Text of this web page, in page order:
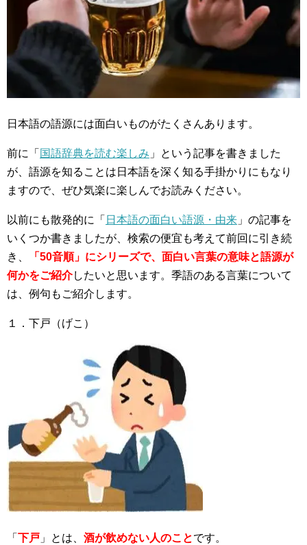
日本語の語源には面白いものがたくさんあります。
前に「 国語辞典を読む楽しみ 」という記事を書きました
が、語源を知ることは日本語を深く知る手掛かりにもなり
ますので、ぜひ気楽に楽しんでお読みください。
以前にも散発的に「 日本語の面白い語源・由来 」の記事を
いくつか書きましたが、検索の便宜も考えて前回に引き続
き、
「50音順」にシリーズで、面白い言葉の意味と語源が
何かをご紹介したいと思います。季語のある言葉について
は、例句もご紹介します。
１．下戸（げこ）
「 下戸 」とは、 酒が飲めない人のことです。